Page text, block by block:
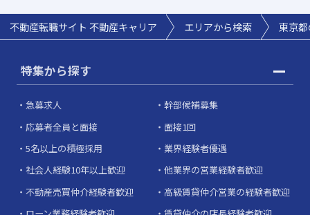
不動産転職サイト 不動産キャリア エリアから検索 東京
特集から探す
急募求人
幹部候補募集
応募者全員と面接
面接1回
5名以上の積極採用
業界経験者優遇
社会人経験10年以上歓迎
他業界の営業経験者歓迎
不動産売買仲介経験者歓迎
高級賃貸仲介営業の経験者歓迎